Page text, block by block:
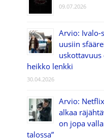
09.07.2026
Arvio: Ivalo-
uusiin
heikko lenkki
30.04.2026
Arvio:
alkaa
on jopa
talossa”